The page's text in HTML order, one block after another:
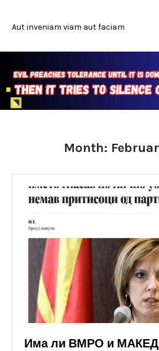
Aut inveniam viam aut faciam
Month:
Има ли ВМРО и